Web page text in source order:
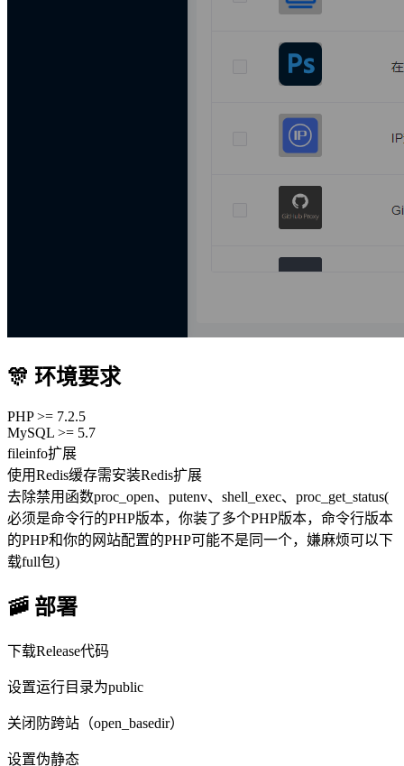
🎊 环境要求
PHP >= 7.2.5
MySQL >= 5.7
fileinfo扩展
使用Redis缓存需安装Redis扩展
去除禁用函数proc_open、putenv、shell_exec、proc_get_status(
必须是命令行的PHP版本，你装了多个PHP版本，命令行版本
的PHP和你的网站配置的PHP可能不是同一个，嫌麻烦可以下
载full包)
🚠 部署
下载Release代码
设置运行目录为public
关闭防跨站（open_basedir）
设置伪静态